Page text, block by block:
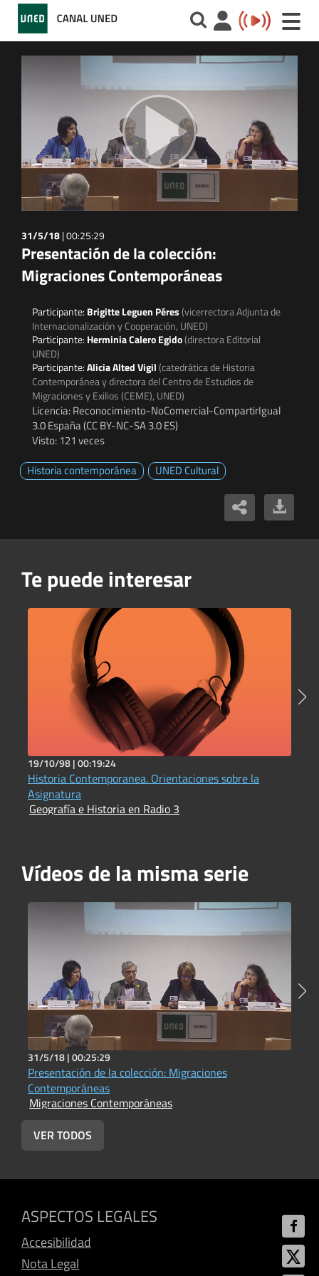
Toggle
31/5/18|00:25:29
Presentación de la colección:
Migraciones Contemporáneas
Participante: Brigitte Leguen Péres(vicerrectora Adjunta de
Internacionalización y Cooperación, UNED)
Participante: Herminia Calero Egido(directora Editorial
UNED)
Participante:Alicia Alted Vigil(catedrática de Historia
Contemporánea y directora del Centro de Estudios de
Migraciones y Exilios (CEME), UNED)
Licencia: Reconocimiento-NoComercial-CompartirIgual
3.0 España (CC BY-NC-SA 3.0 ES)
Visto: 121 veces
Historia contemporánea
UNED Cultural
Te puede interesar
19/10/98 |00:19:24
Historia Contemporanea. Orientaciones sobre la
Asignatura
Geografía e Historia en Radio 3
Vídeos de la misma serie
31/5/18 |00:25:29
Presentación de la colección: Migraciones
Contemporáneas
Migraciones Contemporáneas
VER TODOS
ASPECTOS LEGALES
Accesibilidad
Nota Legal